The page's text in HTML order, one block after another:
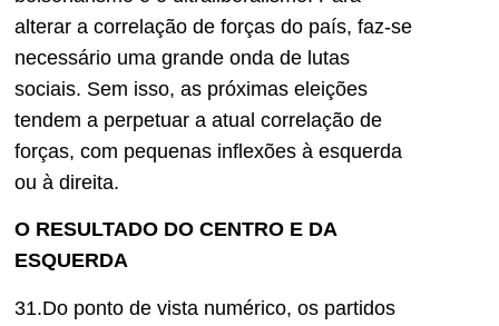
alterar a correlação de forças do país, faz-se
necessário uma grande onda de lutas
sociais. Sem isso, as próximas eleições
tendem a perpetuar a atual correlação de
forças, com pequenas inflexões à esquerda
ou à direita.
O RESULTADO DO CENTRO E DA
ESQUERDA
31.Do ponto de vista numérico, os partidos